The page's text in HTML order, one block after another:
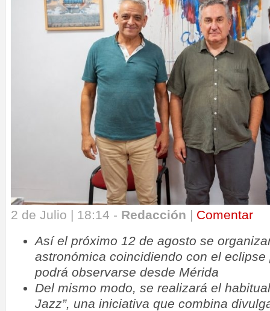
2 de Julio | 18:14 - Redacción | Comentar
Así el próximo 12 de agosto se
astronómica coincidiendo con el
podrá observarse desde Mérida
Del mismo modo, se realizará el
Jazz”, una iniciativa que combina